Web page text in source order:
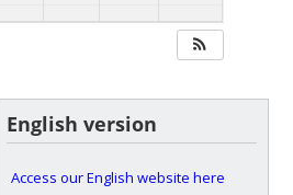
English version
Access our English website here